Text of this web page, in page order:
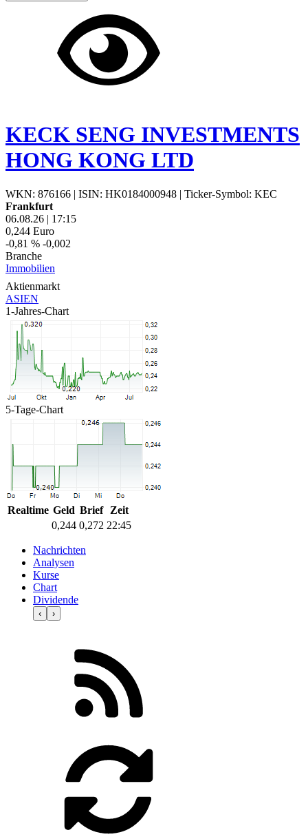
KECK SENG INVESTMENTS
HONG KONG LTD
WKN: 876166 | ISIN: HK0184000948 | Ticker-Symbol: KEC
Frankfurt
06.08.26 | 17:15
0,244 Euro
-0,81 % -0,002
Branche
Immobilien
Aktienmarkt
ASIEN
1-Jahres-Chart
5-Tage-Chart
Realtime Geld Brief
Zeit
0,244 0,272 22:45
Nachrichten
Analysen
Kurse
Chart
Dividende
‹ ›